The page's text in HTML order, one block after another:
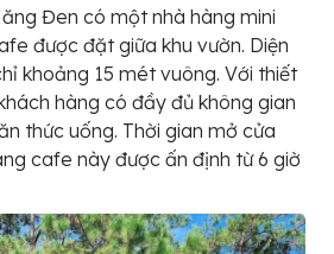
Đen có một nhà hàng mini
được đặt giữa khu vườn. Diện
khoảng 15 mét vuông. Với thiết
hàng có đầy đủ không gian
thức uống. Thời gian mở cửa
cafe này được ấn định từ 6 giờ